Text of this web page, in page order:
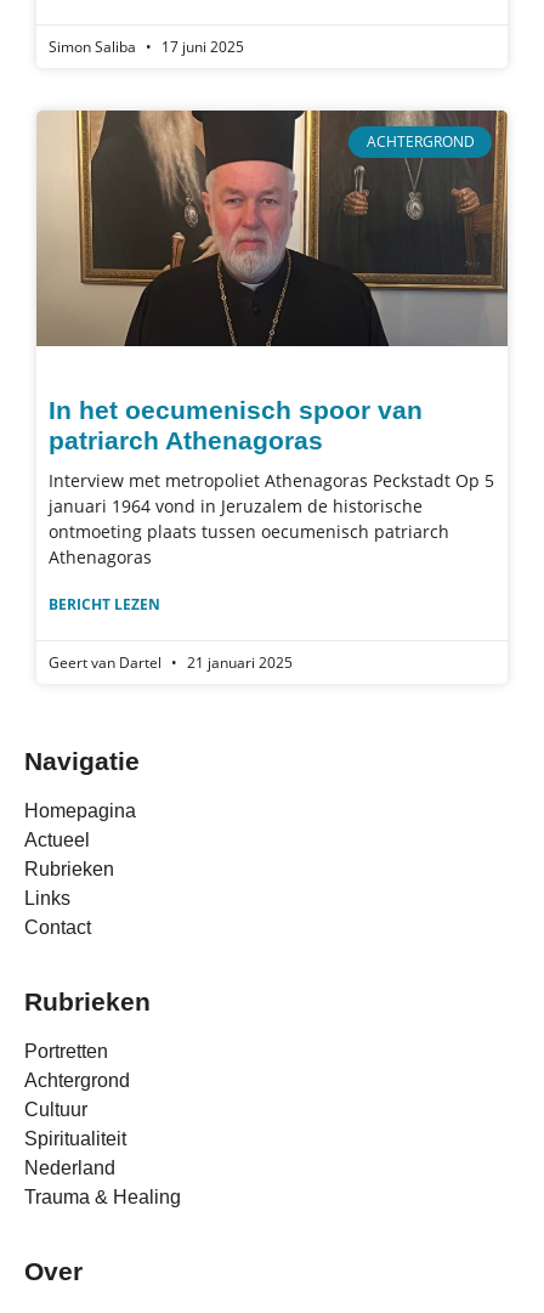
Simon Saliba 17 juni 2025
ACHTERGROND
In het oecumenisch spoor van
patriarch Athenagoras
Interview met metropoliet Athenagoras Peckstadt Op 5
januari 1964 vond in Jeruzalem de historische
ontmoeting plaats tussen oecumenisch patriarch
Athenagoras
BERICHT LEZEN
Geert van Dartel 21 januari 2025
Navigatie
Homepagina
Actueel
Rubrieken
Links
Contact
Rubrieken
Portretten
Achtergrond
Cultuur
Spiritualiteit
Nederland
Trauma & Healing
Over